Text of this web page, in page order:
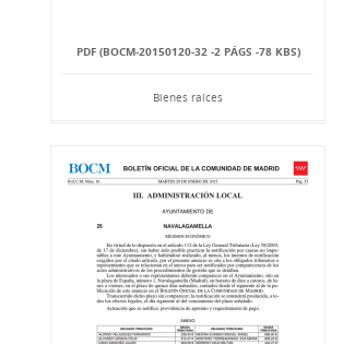
PDF (BOCM-20150120-32 -2 PÁGS -78 KBS)
Bienes raíces